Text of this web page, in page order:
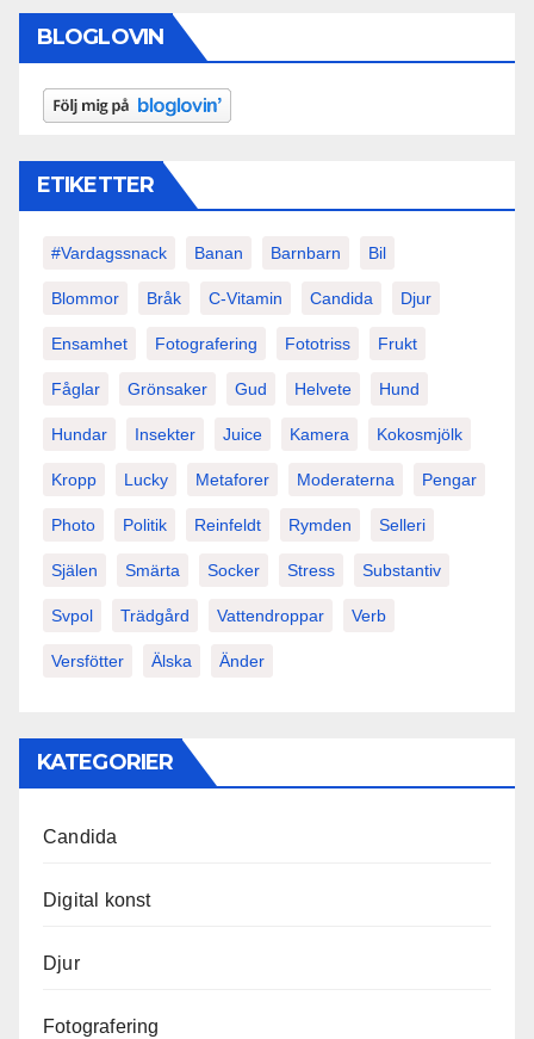
BLOGLOVIN
ETIKETTER
#vardagssnack Banan Barnbarn Bil
Blommor Bråk C-Vitamin Candida Djur
Ensamhet Fotografering Fototriss Frukt
Fåglar Grönsaker Gud Helvete Hund
Hundar Insekter Juice Kamera Kokosmjölk
Kropp Lucky Metaforer Moderaterna Pengar
Photo Politik Reinfeldt Rymden Selleri
Själen Smärta Socker Stress Substantiv
Svpol Trädgård Vattendroppar Verb
Versfötter Älska Änder
KATEGORIER
Candida
Digital konst
Djur
Fotografering